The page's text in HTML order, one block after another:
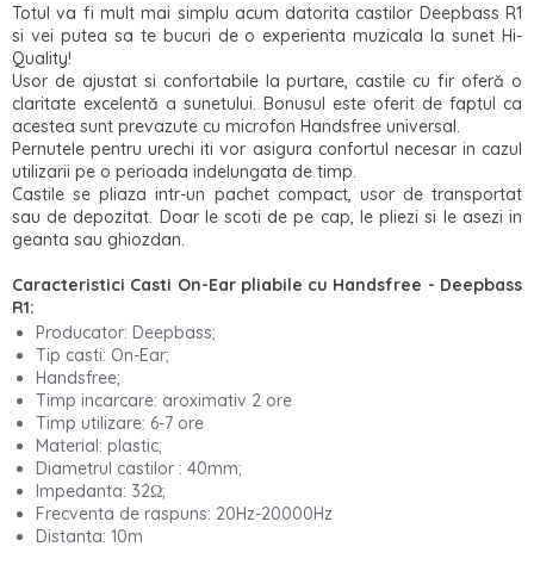
Totul va fi mult mai simplu acum datorita castilor Deepbass R1
si vei putea sa te bucuri de o experienta muzicala la sunet Hi-
Quality!
Usor de ajustat si confortabile la purtare, castile cu fir oferă o
claritate excelentă a sunetului. Bonusul este oferit de faptul ca
acestea sunt prevazute cu microfon Handsfree universal.
Pernutele pentru urechi iti vor asigura confortul necesar in cazul
utilizarii pe o perioada indelungata de timp.
Castile se pliaza intr-un pachet compact, usor de transportat
sau de depozitat. Doar le scoti de pe cap, le pliezi si le asezi in
geanta sau ghiozdan.
Caracteristici Casti On-Ear pliabile cu Handsfree - Deepbass
R1:
Producator: Deepbass;
Tip casti: On-Ear;
Handsfree;
Timp incarcare: aroximativ 2 ore
Timp utilizare: 6-7 ore
Material: plastic;
Diametrul castilor : 40mm;
Impedanta: 32Ω;
Frecventa de raspuns: 20Hz-20000Hz
Distanta: 10m